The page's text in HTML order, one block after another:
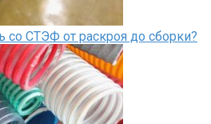
со СТЭФ от раскроя до сборки?